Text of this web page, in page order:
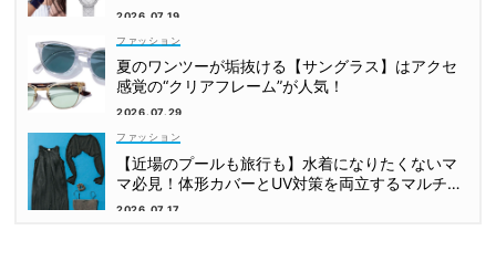
2026.07.19
ファッション
夏のワンツーが垢抜ける【サングラス】はアクセ
感覚の“クリアフレーム”が人気！
2026.07.29
ファッション
【近場のプールも旅行も】水着になりたくないマ
マ必見！体形カバーとUV対策を両立するマルチウ
ェア速報
2026.07.17